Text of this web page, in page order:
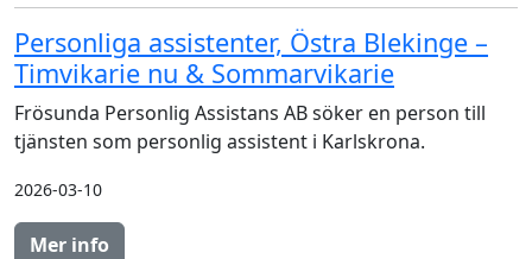
Personliga assistenter, Östra Blekinge –
Timvikarie nu & Sommarvikarie
Frösunda Personlig Assistans AB söker en person till
tjänsten som personlig assistent i Karlskrona.
2026-03-10
Mer info